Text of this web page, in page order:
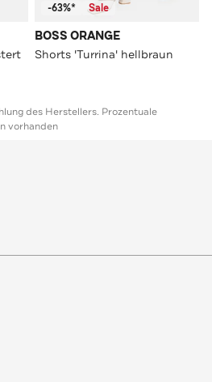
-63%* Sale
BOSS ORANGE
Shorts 'Turrina' hellbraun
des Herstellers. Prozentuale
vorhanden